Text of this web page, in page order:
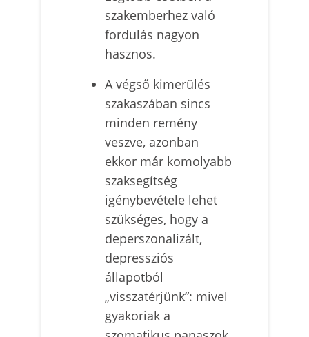
szakemberhez való
fordulás nagyon
hasznos.
A végső kimerülés
szakaszában sincs
minden remény
veszve, azonban
ekkor már komolyabb
szaksegítség
igénybevétele lehet
szükséges, hogy a
deperszonalizált,
depressziós
állapotból
„visszatérjünk”: mivel
gyakoriak a